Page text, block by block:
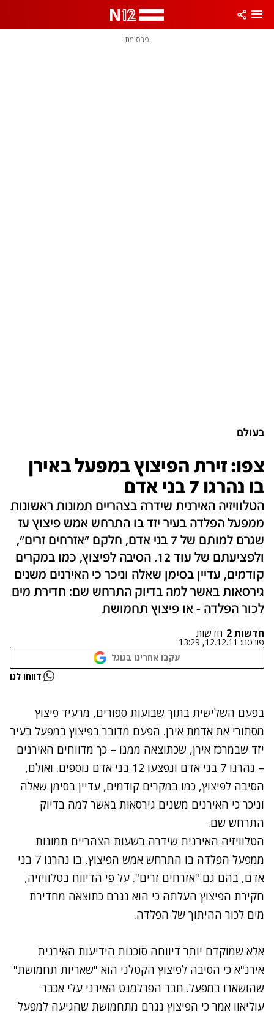
פרסומת
בעולם
צפו: זירת הפיצוץ במפעל באירן
בו נהרגו 7 בני אדם
הטלוויזיה האירנית שידרה בצהריים תמונות ראשונות
ממפעל הפלדה בעיר יזד בו התרחש אמש פיצוץ עז
שגרם למותם של 7 בני אדם, חלקם "אזרחים זרים",
ולפציעתם של עוד 12. הסיבה לפיצוץ, כמו במקרים
קודמים, עדיין בסימן שאלה וניכר כי האירנים משנים
גירסאות באשר למה בדיוק התרחש שם: חדירת מים
לכור הפלדה - או פיצוץ תחמושת
חדשות 2 חדשות
פורסם: 12.12.11, 13:29
עקבו אחרינו בגוגל
נתקלנו בבעיה דווחו לנו
בפעם השלישית בתוך שבועות ספורים, מרעיד פיצוץ
מסתורי את אדמת אירן. הפעם מדובר בפיצוץ במפעל בעיר
יזד שבמרכז אירן, שכתוצאה ממנו – כך מדווחים האירנים
– נהרגו 7 בני אדם ונפצעו 12 בני אדם נוספים. ואולם,
הסיבה לפיצוץ, כמו במקרים קודמים, עדיין בסימן שאלה
וניכר כי האירנים משנים גירסאות באשר למה בדיוק
התרחש שם.
הטלוויזיה האירנית שידרה בשעות הצהריים תמונות
ממפעל הפלדה בו התרחש אמש הפיצוץ, בו נהרגו 7 בני
אדם, בהם גם "אזרחים זרים". על פי הדיווח בטלוויזיה,
חקירת הפיצוץ העלתה כי הוא נגרם כתוצאה מחדירת
מים לכור ההיתוך של הפלדה.
אלא שמוקדם יותר דיווחה סוכנות הידיעות האירנית
אירנ"א כי הסיבה לפיצוץ הקטלני הוא "שאריות תחמושת"
שהושארו במפעל. חבר הפרלמנט האירני עלי אכבר
עוליאוו אמר כי הפיצוץ נגרם מתחמושת שהגיעה למפעל